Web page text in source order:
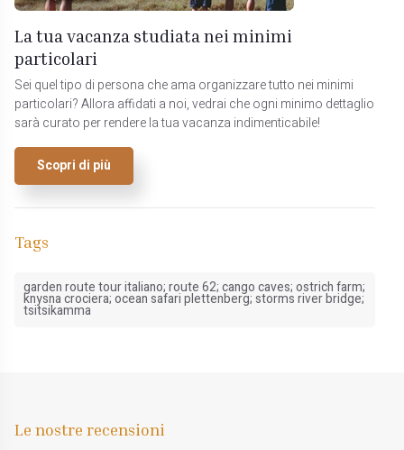
La tua vacanza studiata nei minimi
particolari
Sei quel tipo di persona che ama organizzare tutto nei minimi
particolari? Allora affidati a noi, vedrai che ogni minimo dettaglio
sarà curato per rendere la tua vacanza indimenticabile!
Scopri di più
Tags
garden route tour italiano; route 62; cango caves; ostrich farm;
knysna crociera; ocean safari plettenberg; storms river bridge;
tsitsikamma
Le nostre recensioni